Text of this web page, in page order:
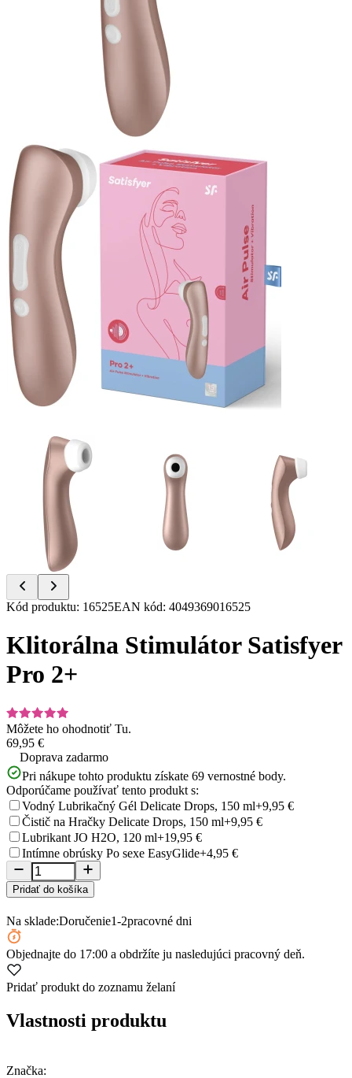
Item
of
Kód produktu: 16525EAN kód: 4049369016525
Klitorálna Stimulátor Satisfyer
Pro 2+
Môžete ho ohodnotiť Tu.
69,95 €
Doprava zadarmo
Pri nákupe tohto produktu získate 69 vernostné body.
Odporúčame používať tento produkt s:
Vodný Lubrikačný Gél Delicate Drops, 150 ml+9,95 €
Čistič na Hračky Delicate Drops, 150 ml+9,95 €
Lubrikant JO H2O, 120 ml+19,95 €
Intímne obrúsky Po sexe EasyGlide+4,95 €
Pridať do košíka
Na sklade:Doručenie1-2pracovné dni
Objednajte do 17:00 a obdržíte ju nasledujúci pracovný deň.
Pridať produkt do zoznamu želaní
Vlastnosti produktu
Značka: